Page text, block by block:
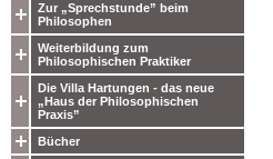
Zur „Sprechstunde” beim
Philosophen
Weiterbildung zum
Philosophischen Praktiker
Die Villa Hartungen - das neue
„Haus der Philosophischen
Praxis”
Bücher